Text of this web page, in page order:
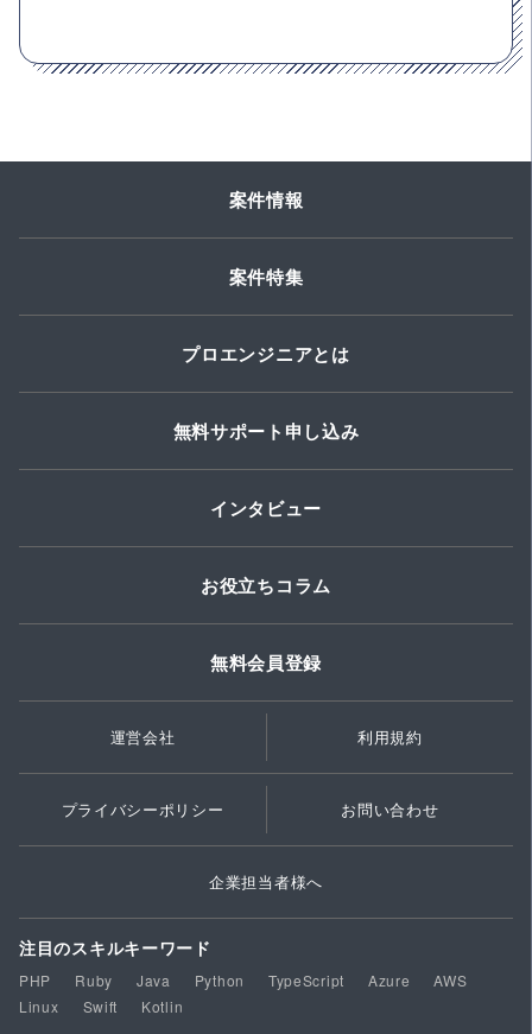
案件情報
案件特集
プロエンジニアとは
無料サポート申し込み
インタビュー
お役立ちコラム
無料会員登録
運営会社 利用規約
プライバシーポリシー お問い合わせ
企業担当者様へ
注目のスキルキーワード
PHP Ruby Java Python TypeScript Azure
AWS
Linux
Swift Kotlin